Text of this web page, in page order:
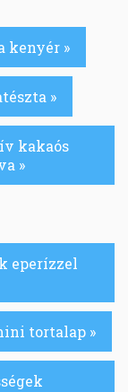
kenyér »
»
kakaós
»
eperízzel
tortalap »